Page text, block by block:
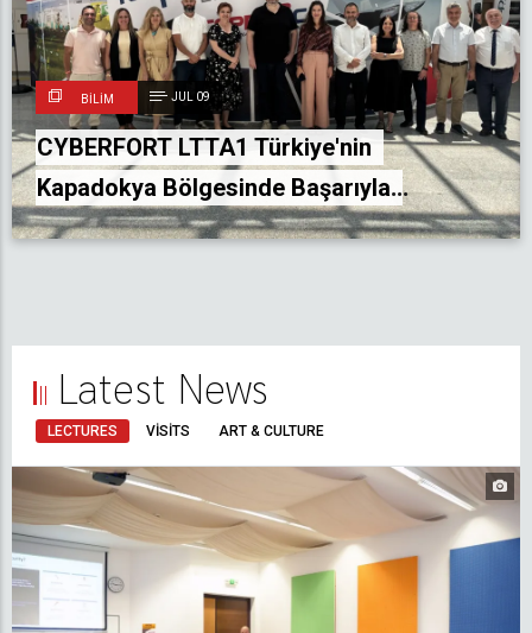
BILIM JUL 09
CYBERFORT LTTA1 Türkiye'nin
Kapadokya Bölgesinde Başarıyla
Gerçekleştirildi
Latest News
LECTURES VISITS ART & CULTURE